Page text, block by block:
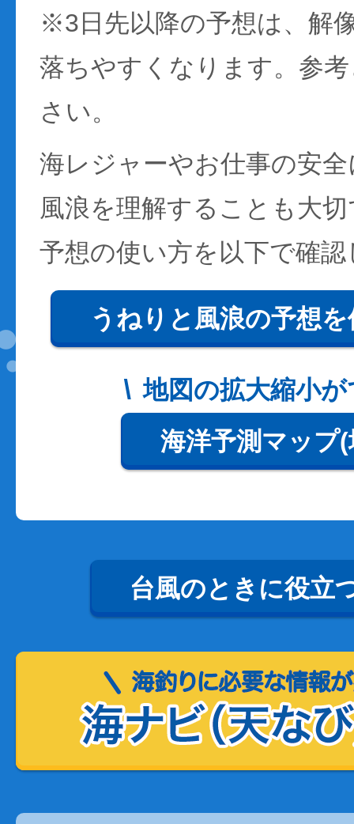
※3日先以降の予想は、解
落ちやすくなります。参
さい。
海レジャーやお仕事の安
風浪を理解することも大
予想の使い方を以下で確
うねりと風浪の予想
地図の拡大縮小
海洋予測マップ
台風のときに役立